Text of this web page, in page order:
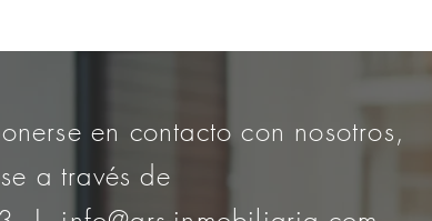
en contacto con nosotros,
a través de